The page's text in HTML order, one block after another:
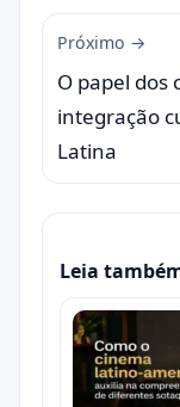
Próximo →
O papel dos
integração
Latina
Leia